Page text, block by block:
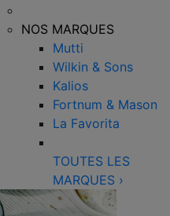
NOS MARQUES
Mutti
Wilkin & Sons
Kalios
Fortnum & Mason
La Favorita
TOUTES LES
MARQUES ›